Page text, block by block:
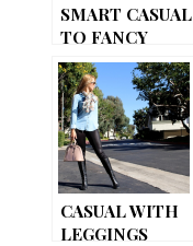
SMART CASUAL
TO FANCY
CASUAL WITH
LEGGINGS